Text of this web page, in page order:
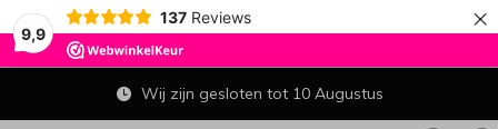
9,9
137 Reviews ×
Wij zijn gesloten tot 10 Augustus